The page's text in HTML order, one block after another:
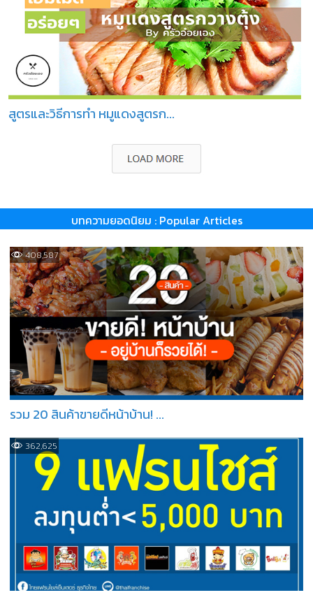
สูตรและวิธีการทำ หมูแดงสูตรก...
บทความยอดนิยม : Popular Articles
408,587
รวม 20 สินค้าขายดีหน้าบ้าน! ...
362,625